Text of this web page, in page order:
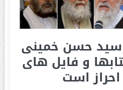
حسن خمینى
و فایل هاى
است